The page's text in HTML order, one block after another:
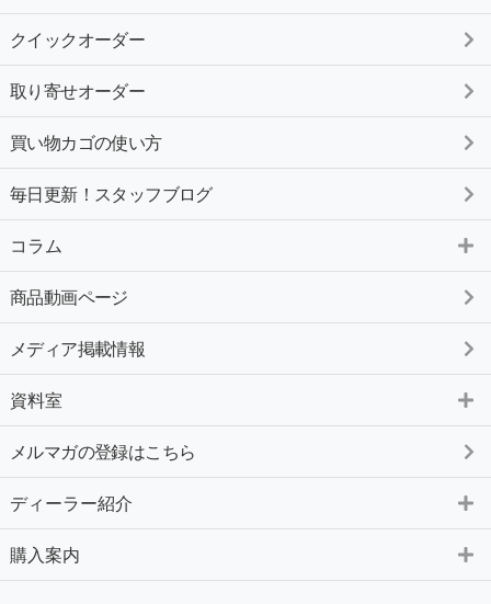
クイックオーダー
取り寄せオーダー
買い物カゴの使い方
毎日更新！スタッフブログ
コラム
商品動画ページ
メディア掲載情報
資料室
メルマガの登録はこちら
ディーラー紹介
購入案内